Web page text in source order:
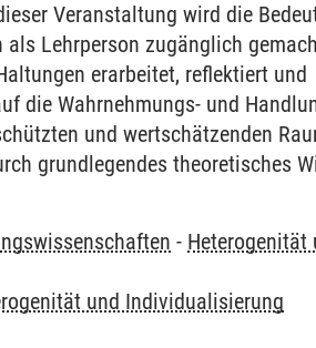
Veranstaltung wird die
Lehrperson zugänglich
erarbeitet, reflektiert und
die Wahrnehmungs- und
und wertschätzenden
grundlegendes theoretisches
- Heterogenität
und Individualisierung